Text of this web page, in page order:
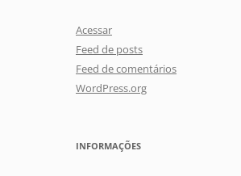
Acessar
Feed de posts
Feed de comentários
WordPress.org
INFORMAÇÕES